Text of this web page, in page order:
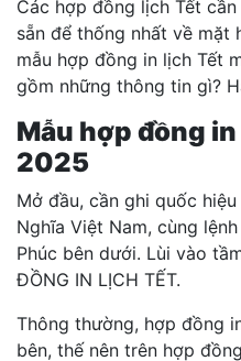
Các hợp đồng lịch Tết
sẵn để thống nhất về mặt
mẫu hợp đồng in lịch Tết
gồm những thông tin gì?
Mẫu hợp đồng
2025
Mở đầu, cần ghi quốc
Nghĩa Việt Nam, cùng
Phúc bên dưới. Lùi vào
ĐỒNG IN LỊCH TẾT.
Thông thường, hợp đồng
bên, thế nên trên hợp